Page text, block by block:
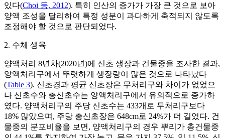
있다(Choi 등, 2012). 특히 인산의 증가가 가장 큰 것으로 보아
양액 조성을 달리하여 특정 성분이 과다하게 축적되지 않도록
조정해야 할 것으로 판단되었다.
2. 수체 생육
양액처리 8년차(2020년)에 신초 생장과 건물중을 조사한 결과,
양액처리구에서 뚜렷하게 생장량이 많은 것으로 나타났다
(Table 3). 신초경과 평균 신초장은 무처리구와 차이가 없었으
나 신초수와 총신초수는 양액처리구에서 유의적으로 증가하
였다. 양액처리구의 주당 신초수는 433개로 무처리구보다
18% 많았으며, 주당 총신초장은 648cm로 24%가 더 길었다. 건
물중의 분포비율을 보면, 양액처리구의 경우 뿌리가 총건물중